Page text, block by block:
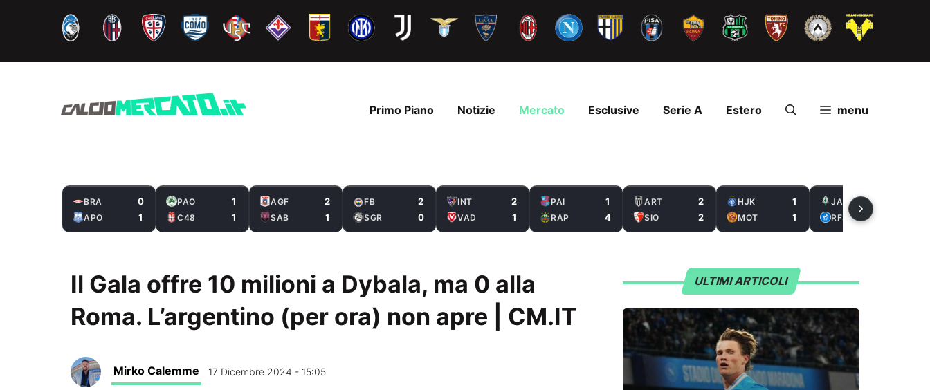
contenuto
Primo Piano Notizie Mercato Esclusive Serie A Estero menu
BRA 0
APO 1
PAO 1
C48 1
AGF 2
SAB 1
FB 2
SGR 0
INT 2
VAD 1
PAI 1
RAP 4
ART 2
SIO 2
HJK 1
MOT 1
JAB
RFS
Il Gala offre 10 milioni a Dybala, ma 0 alla
Roma. L’argentino (per ora) non apre | CM.IT
Mirko Calemme 17 Dicembre 2024 - 15:05
ULTIMI ARTICOLI